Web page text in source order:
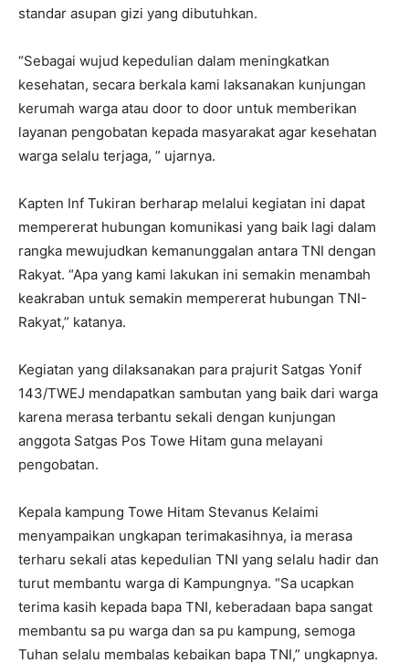
standar asupan gizi yang dibutuhkan.
“Sebagai wujud kepedulian dalam meningkatkan
kesehatan, secara berkala kami laksanakan kunjungan
kerumah warga atau door to door untuk memberikan
layanan pengobatan kepada masyarakat agar kesehatan
warga selalu terjaga, ” ujarnya.
Kapten Inf Tukiran berharap melalui kegiatan ini dapat
mempererat hubungan komunikasi yang baik lagi dalam
rangka mewujudkan kemanunggalan antara TNI dengan
Rakyat. “Apa yang kami lakukan ini semakin menambah
keakraban untuk semakin mempererat hubungan TNI-
Rakyat,” katanya.
Kegiatan yang dilaksanakan para prajurit Satgas Yonif
143/TWEJ mendapatkan sambutan yang baik dari warga
karena merasa terbantu sekali dengan kunjungan
anggota Satgas Pos Towe Hitam guna melayani
pengobatan.
Kepala kampung Towe Hitam Stevanus Kelaimi
menyampaikan ungkapan terimakasihnya, ia merasa
terharu sekali atas kepedulian TNI yang selalu hadir dan
turut membantu warga di Kampungnya. “Sa ucapkan
terima kasih kepada bapa TNI, keberadaan bapa sangat
membantu sa pu warga dan sa pu kampung, semoga
Tuhan selalu membalas kebaikan bapa TNI,” ungkapnya.